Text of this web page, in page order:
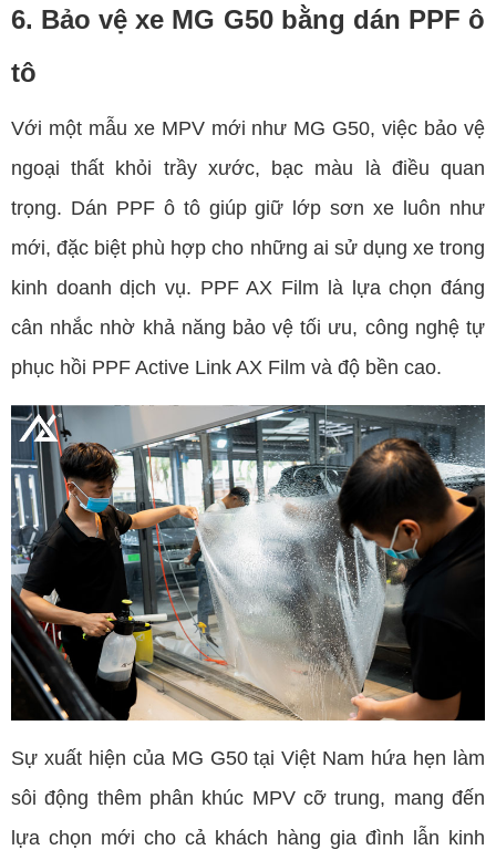
6. Bảo vệ xe MG G50 bằng dán PPF ô
tô
Với một mẫu xe MPV mới như MG G50, việc bảo vệ
ngoại thất khỏi trầy xước, bạc màu là điều quan
trọng. Dán PPF ô tô giúp giữ lớp sơn xe luôn như
mới, đặc biệt phù hợp cho những ai sử dụng xe trong
kinh doanh dịch vụ. PPF AX Film là lựa chọn đáng
cân nhắc nhờ khả năng bảo vệ tối ưu, công nghệ tự
phục hồi PPF Active Link AX Film và độ bền cao.
Sự xuất hiện của MG G50 tại Việt Nam hứa hẹn làm
sôi động thêm phân khúc MPV cỡ trung, mang đến
lựa chọn mới cho cả khách hàng gia đình lẫn kinh